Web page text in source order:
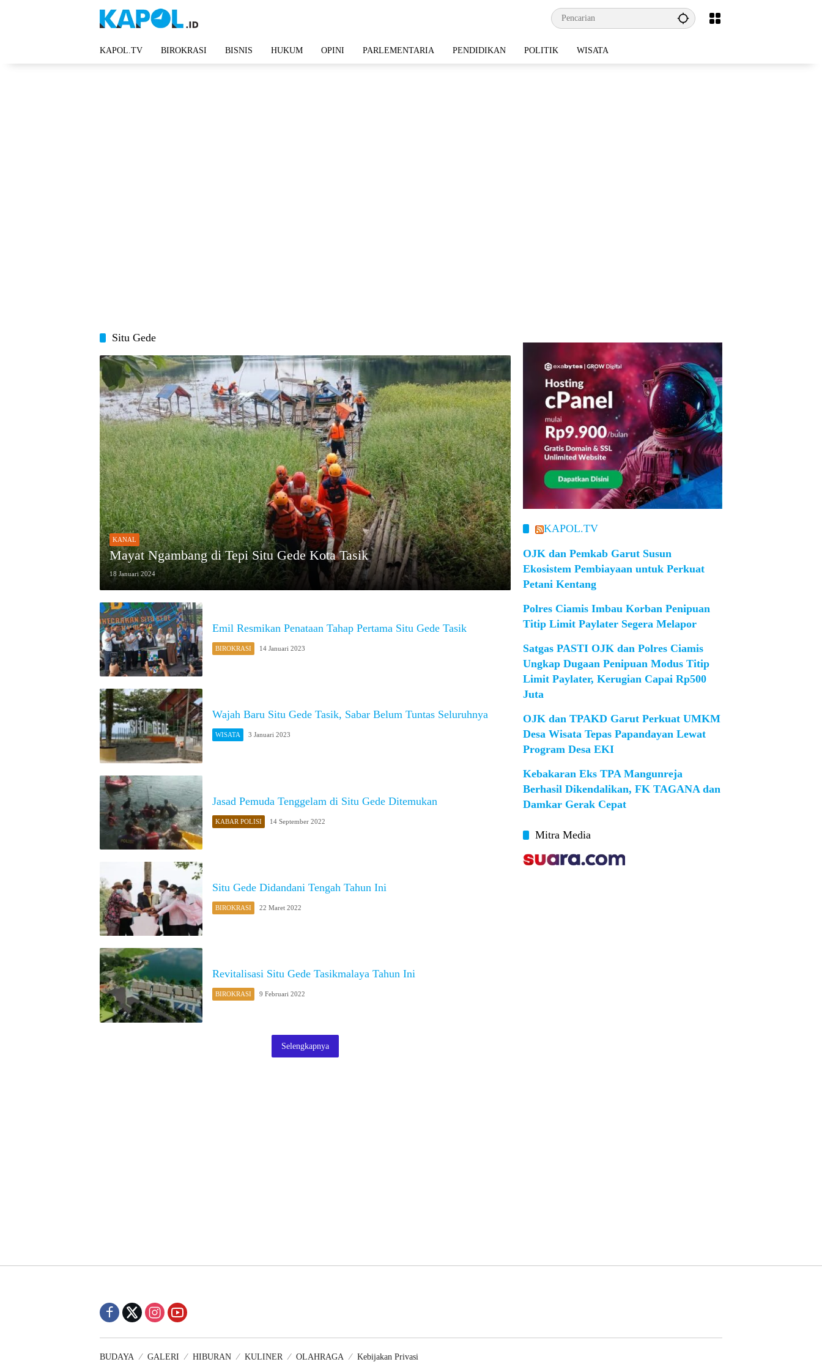
KAPOL.TV BIROKRASI BISNIS HUKUM OPINI PARLEMENTARIA PENDIDIKAN POLITIK WISATA
Situ Gede
KANAL
Mayat Ngambang di Tepi Situ Gede Kota Tasik
18 Januari 2024
Emil Resmikan Penataan Tahap Pertama Situ Gede Tasik
BIROKRASI 14 Januari 2023
Wajah Baru Situ Gede Tasik, Sabar Belum Tuntas Seluruhnya
WISATA 3 Januari 2023
Jasad Pemuda Tenggelam di Situ Gede Ditemukan
KABAR POLISI 14 September 2022
Situ Gede Didandani Tengah Tahun Ini
BIROKRASI 22 Maret 2022
Revitalisasi Situ Gede Tasikmalaya Tahun Ini
BIROKRASI 9 Februari 2022
Selengkapnya
KAPOL.TV
OJK dan Pemkab Garut Susun
Ekosistem Pembiayaan untuk Perkuat
Petani Kentang
Polres Ciamis Imbau Korban Penipuan
Titip Limit Paylater Segera Melapor
Satgas PASTI OJK dan Polres Ciamis
Ungkap Dugaan Penipuan Modus Titip
Limit Paylater, Kerugian Capai Rp500
Juta
OJK dan TPAKD Garut Perkuat UMKM
Desa Wisata Tepas Papandayan Lewat
Program Desa EKI
Kebakaran Eks TPA Mangunreja
Berhasil Dikendalikan, FK TAGANA dan
Damkar Gerak Cepat
Mitra Media
BUDAYA GALERI HIBURAN KULINER OLAHRAGA Kebijakan Privasi